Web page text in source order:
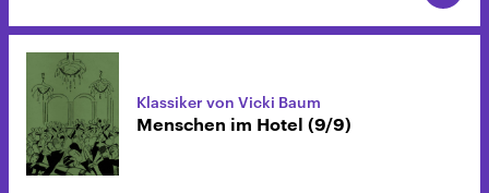
Klassiker von Vicki Baum
Menschen im Hotel (9/9)